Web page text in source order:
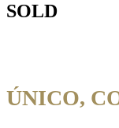
SOLD
ÚNICO,